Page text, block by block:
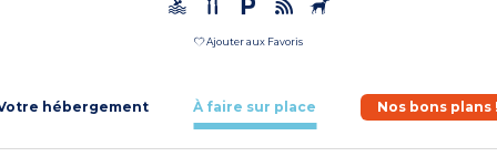
Ajouter aux Favoris
hébergement À faire sur place Nos bons plans